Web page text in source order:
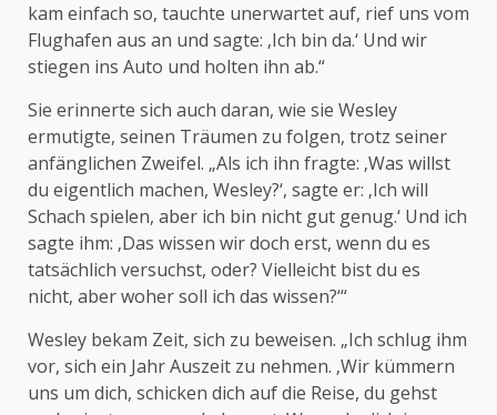
kam einfach so, tauchte unerwartet auf, rief uns vom
Flughafen aus an und sagte: ‚Ich bin da.‘ Und wir
stiegen ins Auto und holten ihn ab.“
Sie erinnerte sich auch daran, wie sie Wesley
ermutigte, seinen Träumen zu folgen, trotz seiner
anfänglichen Zweifel. „Als ich ihn fragte: ‚Was willst
du eigentlich machen, Wesley?‘, sagte er: ‚Ich will
Schach spielen, aber ich bin nicht gut genug.‘ Und ich
sagte ihm: ‚Das wissen wir doch erst, wenn du es
tatsächlich versuchst, oder? Vielleicht bist du es
nicht, aber woher soll ich das wissen?‘“
Wesley bekam Zeit, sich zu beweisen. „Ich schlug ihm
vor, sich ein Jahr Auszeit zu nehmen. ‚Wir kümmern
uns um dich, schicken dich auf die Reise, du gehst